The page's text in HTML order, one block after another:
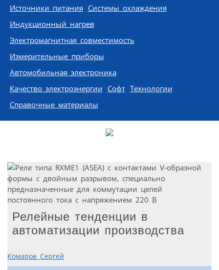
Источники питания Системы охлаждения
Индукционный нагрев
Электромагнитная совместимость
Измерительные приборы
Автомобильная электроника
Качество электроэнергии Софт Технологии
Справочные материалы
Релейные тенденции в
автоматизации производства
Комаров Сергей